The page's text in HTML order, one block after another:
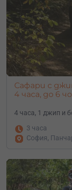
Сафари с
4 часа, до 6
4 часа, 1 джип и
3 часа
София,